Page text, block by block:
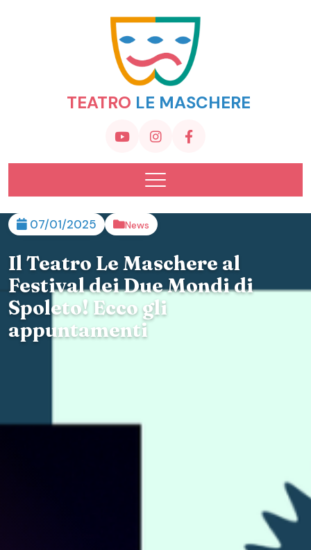
TEATRO LE MASCHERE
07/01/2025 News
Il Teatro Le Maschere al
Festival dei Due Mondi di
Spoleto! Ecco gli
appuntamenti